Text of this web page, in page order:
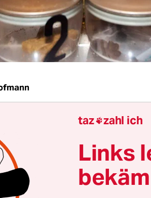
Drogenproblem. Im
und konsumiert, fast
kommt es dabei zu
Park Neu-Berlinern als
taz zahl ich
Links